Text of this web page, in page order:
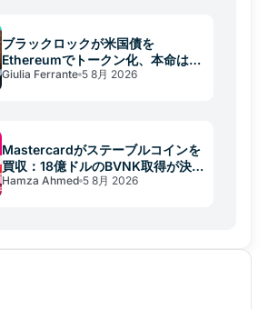
ブラックロックが米国債を
Ethereumでトークン化、本命はス
テーブルコイン準備金
Giulia Ferrante 5 8月 2026
Mastercardがステーブルコインを
買収：18億ドルのBVNK取得が決済
を変える
Hamza Ahmed 5 8月 2026